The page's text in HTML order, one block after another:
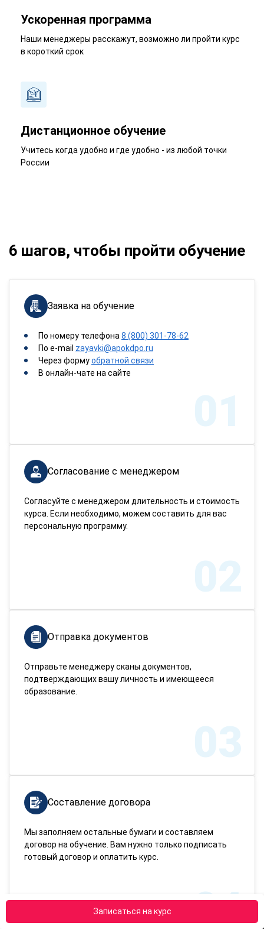
Записаться на курс
Ускоренная программа
Наши менеджеры расскажут, возможно ли пройти курс
в короткий срок
Дистанционное обучение
Учитесь когда удобно и где удобно - из любой точки
России
6 шагов, чтобы пройти обучение
Заявка на обучение
По номеру телефона 8 (800) 301-78-62
По e-mail zayavki@apokdpo.ru
Через формуобратной связи
В онлайн-чате на сайте
01
Согласование с менеджером
Согласуйте с менеджером длительность и стоимость
курса. Если необходимо, можем составить для вас
персональную программу.
02
Отправка документов
Отправьте менеджеру сканы документов,
подтверждающих вашу личность и имеющееся
образование.
03
Составление договора
Мы заполняем остальные бумаги и составляем
договор на обучение. Вам нужно только подписать
готовый договор и оплатить курс.
04